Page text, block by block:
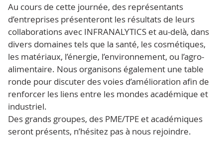
Au cours de cette journée, des représentants
d’entreprises présenteront les résultats de leurs
collaborations avec INFRANALYTICS et au-delà, dans
divers domaines tels que la santé, les cosmétiques,
les matériaux, l’énergie, l’environnement, ou l’agro-
alimentaire. Nous organisons également une table
ronde pour discuter des voies d’amélioration afin de
renforcer les liens entre les mondes académique et
industriel.
Des grands groupes, des PME/TPE et académiques
seront présents, n’hésitez pas à nous rejoindre.